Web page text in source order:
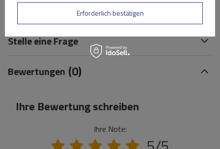
Stelle eine Frage
Bewertungen (0)
Ihre Bewertung schreiben
Ihre Note:
Erforderlich bestätigen